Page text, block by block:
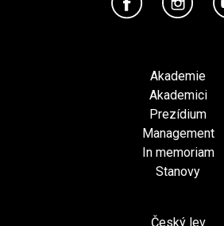
Akademie
Akademici
Prezídium
Management
In memoriam
Stanovy
Český lev